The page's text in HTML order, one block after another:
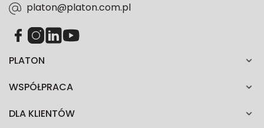
PLATON
WSPÓŁPRACA
DLA KLIENTÓW
platon@platon.com.pl